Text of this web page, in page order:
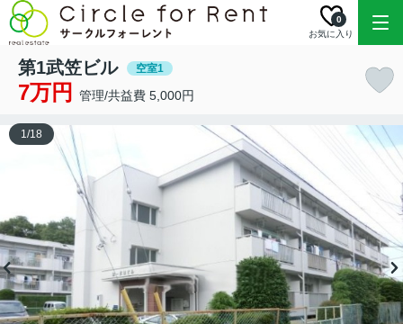
お気に入り
0
第1武笠ビル 空室1
7万円 管理/共益費 5,000円
1/18